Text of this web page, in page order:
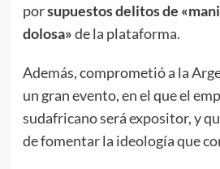
porsupuestos delitos de
dolosa»de la plataforma.
Además, comprometió a la
un gran evento, en el que el
sudafricano será expositor, y
de fomentar la ideología que